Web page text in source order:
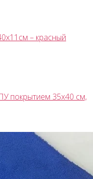
– красный
покрытием 35х40 см,